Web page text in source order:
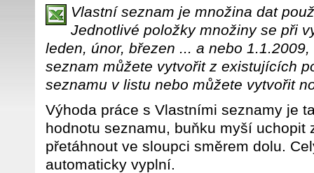
Vlastní seznam je množina dat
Jednotlivé položky množiny se při
leden, únor, březen ... a nebo
seznam můžete vytvořit z existujících
seznamu v listu nebo můžete vytvořit
Výhoda práce s Vlastními seznamy je
hodnotu seznamu, buňku myší uchopit
přetáhnout ve sloupci směrem dolu.
automaticky vyplní.